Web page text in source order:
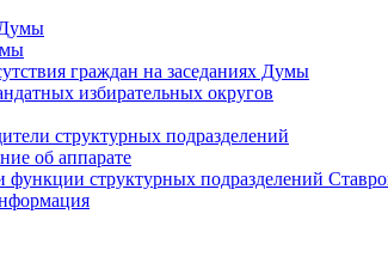
граждан на заседаниях Думы
избирательных округов
структурных подразделений
об аппарате
функции структурных подразделений